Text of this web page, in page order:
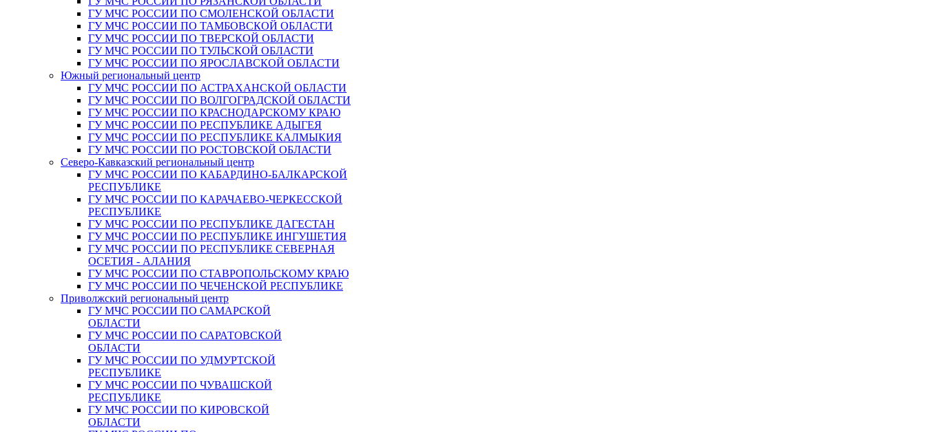
ГУ МЧС РОССИИ ПО СМОЛЕНСКОЙ ОБЛАСТИ
ГУ МЧС РОССИИ ПО ТАМБОВСКОЙ ОБЛАСТИ
ГУ МЧС РОССИИ ПО ТВЕРСКОЙ ОБЛАСТИ
ГУ МЧС РОССИИ ПО ТУЛЬСКОЙ ОБЛАСТИ
ГУ МЧС РОССИИ ПО ЯРОСЛАВСКОЙ ОБЛАСТИ
Южный региональный центр
ГУ МЧС РОССИИ ПО АСТРАХАНСКОЙ ОБЛАСТИ
ГУ МЧС РОССИИ ПО ВОЛГОГРАДСКОЙ ОБЛАСТИ
ГУ МЧС РОССИИ ПО КРАСНОДАРСКОМУ КРАЮ
ГУ МЧС РОССИИ ПО РЕСПУБЛИКЕ АДЫГЕЯ
ГУ МЧС РОССИИ ПО РЕСПУБЛИКЕ КАЛМЫКИЯ
ГУ МЧС РОССИИ ПО РОСТОВСКОЙ ОБЛАСТИ
Северо-Кавказский региональный центр
ГУ МЧС РОССИИ ПО КАБАРДИНО-БАЛКАРСКОЙ
РЕСПУБЛИКЕ
ГУ МЧС РОССИИ ПО КАРАЧАЕВО-ЧЕРКЕССКОЙ
РЕСПУБЛИКЕ
ГУ МЧС РОССИИ ПО РЕСПУБЛИКЕ ДАГЕСТАН
ГУ МЧС РОССИИ ПО РЕСПУБЛИКЕ ИНГУШЕТИЯ
ГУ МЧС РОССИИ ПО РЕСПУБЛИКЕ СЕВЕРНАЯ
ОСЕТИЯ - АЛАНИЯ
ГУ МЧС РОССИИ ПО СТАВРОПОЛЬСКОМУ КРАЮ
ГУ МЧС РОССИИ ПО ЧЕЧЕНСКОЙ РЕСПУБЛИКЕ
Приволжский региональный центр
ГУ МЧС РОССИИ ПО САМАРСКОЙ
ОБЛАСТИ
ГУ МЧС РОССИИ ПО САРАТОВСКОЙ
ОБЛАСТИ
ГУ МЧС РОССИИ ПО УДМУРТСКОЙ
РЕСПУБЛИКЕ
ГУ МЧС РОССИИ ПО ЧУВАШСКОЙ
РЕСПУБЛИКЕ
ГУ МЧС РОССИИ ПО КИРОВСКОЙ
ОБЛАСТИ